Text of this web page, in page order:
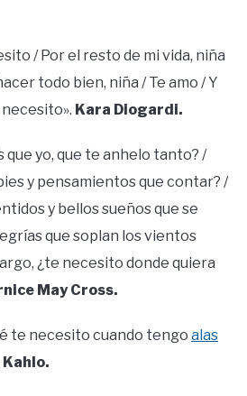
/ Por el resto de mi vida, niña
todo bien, niña / Te amo / Y
Kara Diogardi.
que yo, que te anhelo tanto? /
y pensamientos que contar? /
y bellos sueños que se
que soplan los vientos
¿te necesito donde quiera
May Cross.
te necesito cuando tengo alas